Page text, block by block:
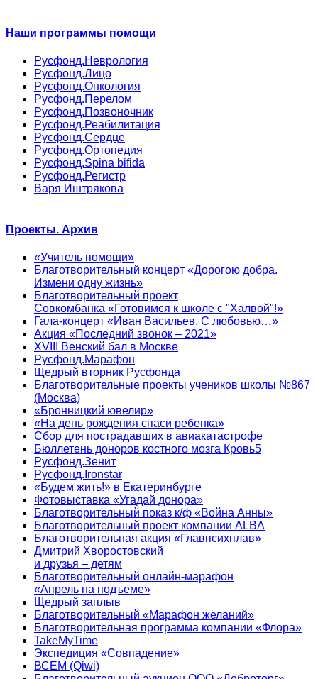
Наши программы помощи
Русфонд.Неврология
Русфонд.Лицо
Русфонд.Онкология
Русфонд.Перелом
Русфонд.Позвоночник
Русфонд.Реабилитация
Русфонд.Сердце
Русфонд.Ортопедия
Русфонд.Spina bifida
Русфонд.Регистр
Варя Иштрякова
Проекты. Архив
«Учитель помощи»
Благотворительный концерт «Дорогою добра.
Измени одну жизнь»
Благотворительный проект
Совкомбанка «Готовимся к школе с "Халвой"!»
Гала-концерт «Иван Васильев. С любовью…»
Акция «Последний звонок – 2021»
XVIII Венский бал в Москве
Русфонд.Марафон
Щедрый вторник Русфонда
Благотворительные проекты учеников школы №867
(Москва)
«Бронницкий ювелир»
«На день рождения спаси ребенка»
Сбор для пострадавших в авиакатастрофе
Бюллетень доноров костного мозга Кровь5
Русфонд.Зенит
Русфонд.Ironstar
«Будем жить!» в Екатеринбурге
Фотовыставка «Угадай донора»
Благотворительный показ к/ф «Война Анны»
Благотворительный проект компании ALBA
Благотворительная акция «Главпсихплав»
Дмитрий Хворостовский
и друзья – детям
Благотворительный онлайн‑марафон
«Апрель на подъеме»
Щедрый заплыв
Благотворительный «Марафон желаний»
Благотворительная программа компании «Флора»
TakeMyTime
Экспедиция «Совпадение»
ВСЕМ (Qiwi)